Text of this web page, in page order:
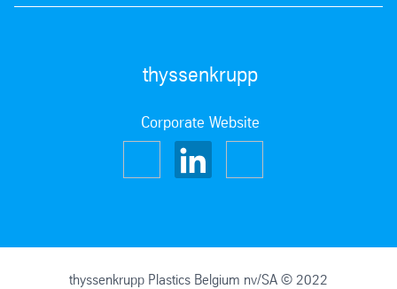
thyssenkrupp
Corporate Website
thyssenkrupp Plastics Belgium nv/SA © 2022